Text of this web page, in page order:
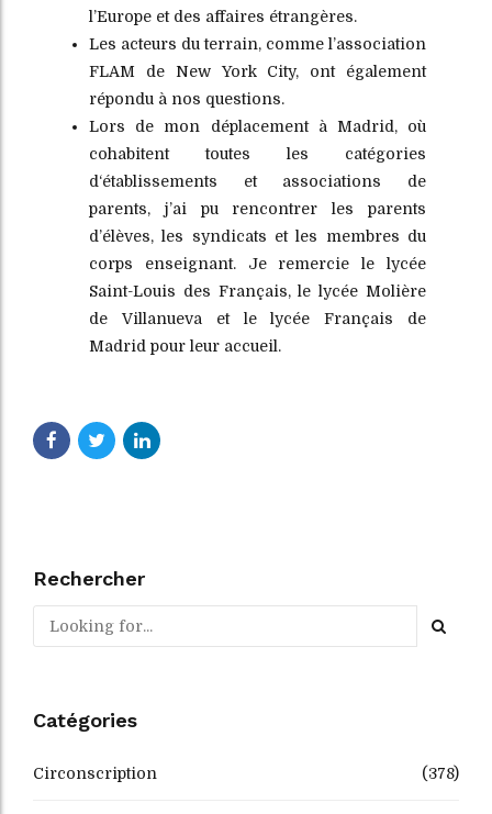
l’Europe et des affaires étrangères.
Les acteurs du terrain, comme l’association
FLAM de New York City, ont également
répondu à nos questions.
Lors de mon déplacement à Madrid, où
cohabitent toutes les catégories
d‘établissements et associations de
parents, j’ai pu rencontrer les parents
d’élèves, les syndicats et les membres du
corps enseignant. Je remercie le lycée
Saint-Louis des Français, le lycée Molière
de Villanueva et le lycée Français de
Madrid pour leur accueil.
Rechercher
Catégories
Circonscription (378)